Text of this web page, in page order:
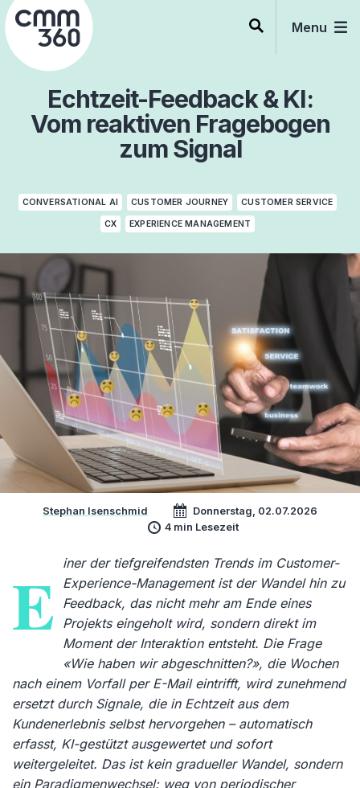
Skip
to
content
Menu
Echtzeit-Feedback & KI:
Vom reaktiven Fragebogen
zum Signal
CONVERSATIONAL AI CUSTOMER JOURNEY CUSTOMER SERVICE
CX EXPERIENCE MANAGEMENT
Stephan Isenschmid
Donnerstag, 02.07.2026
4 min Lesezeit
E iner der tiefgreifendsten Trends im Customer-
Experience-Management ist der Wandel hin zu
Feedback, das nicht mehr am Ende eines
Projekts eingeholt wird, sondern direkt im
Moment der Interaktion entsteht. Die Frage
«Wie haben wir abgeschnitten?», die Wochen
nach einem Vorfall per E-Mail eintrifft, wird zunehmend
ersetzt durch Signale, die in Echtzeit aus dem
Kundenerlebnis selbst hervorgehen – automatisch
erfasst, KI-gestützt ausgewertet und sofort
weitergeleitet. Das ist kein gradueller Wandel, sondern
ein Paradigmenwechsel: weg von periodischer